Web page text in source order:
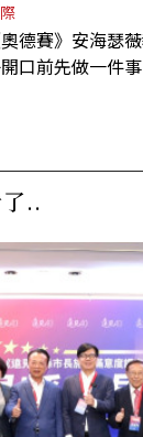
奧德賽》安海瑟
口前先做一件事
..